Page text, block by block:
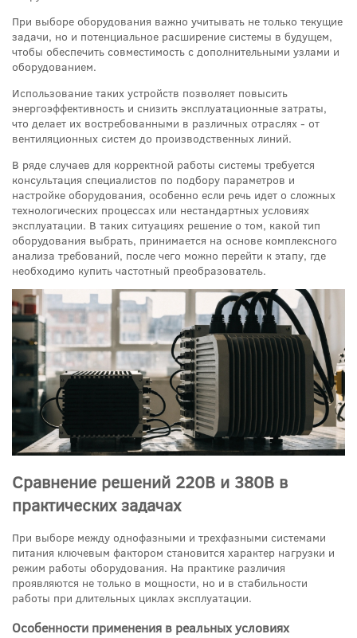
При выборе оборудования важно учитывать не только текущие
задачи, но и потенциальное расширение системы в будущем,
чтобы обеспечить совместимость с дополнительными узлами и
оборудованием.
Использование таких устройств позволяет повысить
энергоэффективность и снизить эксплуатационные затраты,
что делает их востребованными в различных отраслях - от
вентиляционных систем до производственных линий.
В ряде случаев для корректной работы системы требуется
консультация специалистов по подбору параметров и
настройке оборудования, особенно если речь идет о сложных
технологических процессах или нестандартных условиях
эксплуатации. В таких ситуациях решение о том, какой тип
оборудования выбрать, принимается на основе комплексного
анализа требований, после чего можно перейти к этапу, где
необходимо купить частотный преобразователь.
Сравнение решений 220В и 380В в
практических задачах
При выборе между однофазными и трехфазными системами
питания ключевым фактором становится характер нагрузки и
режим работы оборудования. На практике различия
проявляются не только в мощности, но и в стабильности
работы при длительных циклах эксплуатации.
Особенности применения в реальных условиях